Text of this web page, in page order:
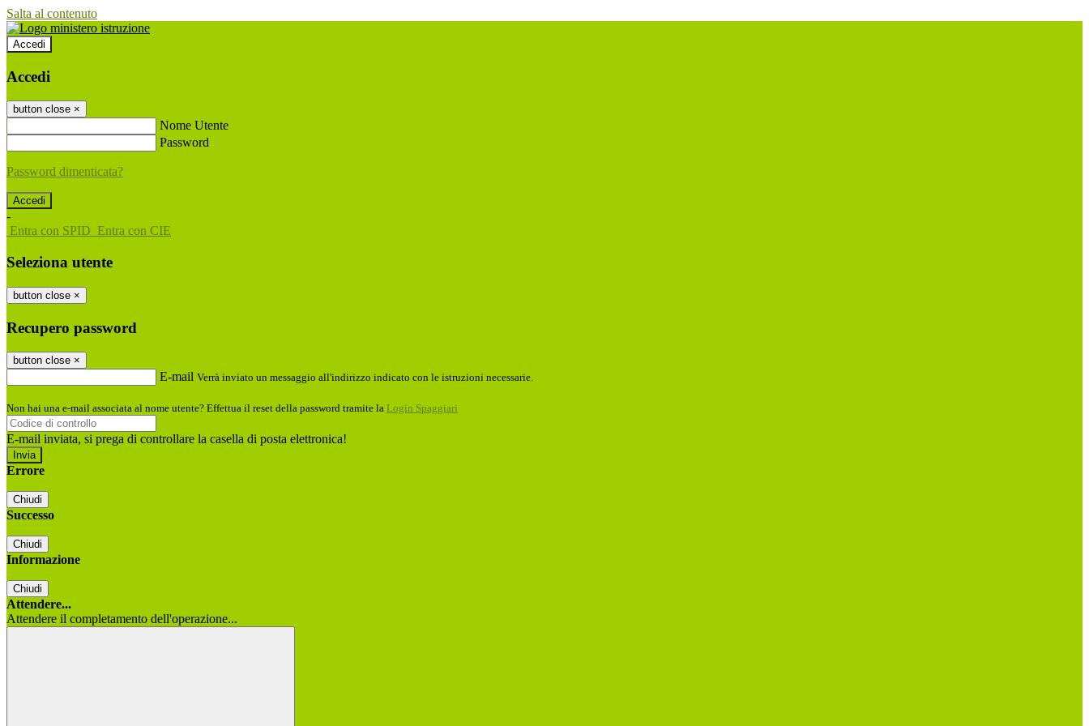
Salta al contenuto
Accedi
Accedi
button close ×
Nome Utente
Password
Password dimenticata?
-
Entra con SPID Entra con CIE
Seleziona utente
button close ×
Recupero password
button close ×
E-mail Verrà inviato un messaggio all'indirizzo indicato con le istruzioni necessarie.
Non hai una e-mail associata al nome utente? Effettua il reset della password tramite la Login Spaggiari
E-mail inviata, si prega di controllare la casella di posta elettronica!
Errore
Chiudi
Successo
Chiudi
Informazione
Chiudi
Attendere...
Attendere il completamento dell'operazione...